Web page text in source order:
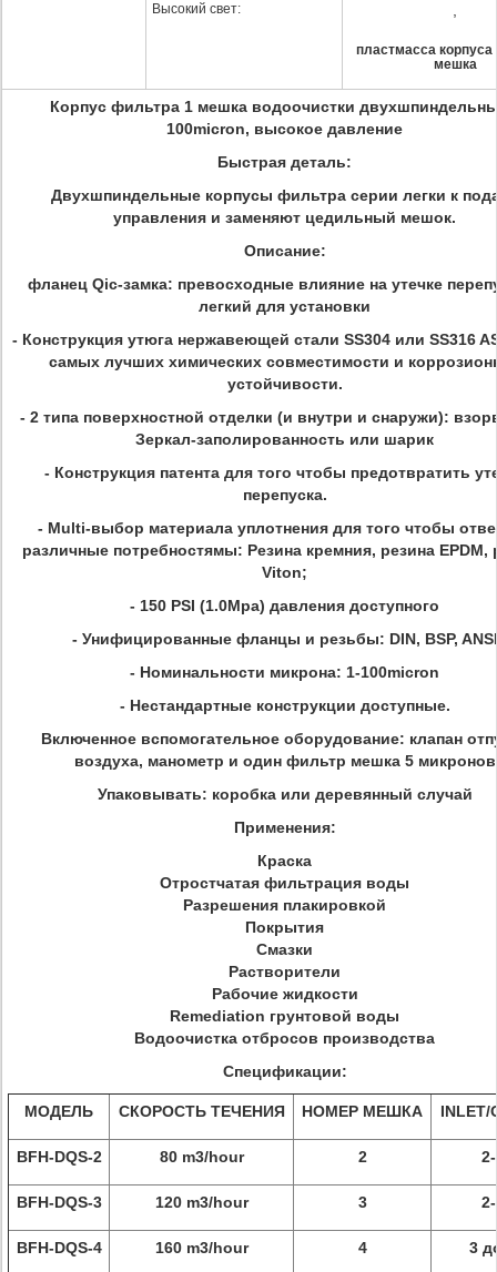
Высокий свет:
пластмасса
мешка
Корпус фильтра 1 мешка водоочистки
100micron, высокое давление
Быстрая деталь:
Двухшпиндельные корпусы фильтра серии легки к
управления и заменяют цедильный мешок.
Описание:
фланец Qic-замка: превосходные влияние на утечке
легкий для установки
- Конструкция утюга нержавеющей стали SS304 или SS316
самых лучших химических совместимости и
устойчивости.
- 2 типа поверхностной отделки (и внутри и снаружи):
Зеркал-заполированность или шарик
- Конструкция патента для того чтобы предотвратить
перепуска.
- Multi-выбор материала уплотнения для того чтобы
различные потребностямы: Резина кремния, резина EPDM,
Viton;
- 150 PSI (1.0Mpa) давления доступного
- Унифицированные фланцы и резьбы: DIN, BSP, ANSI
- Номинальности микрона: 1-100micron
- Нестандартные конструкции доступные.
Включенное вспомогательное оборудование: клапан
воздуха, манометр и один фильтр мешка 5 микронов
Упаковывать: коробка или деревянный случай
Применения:
Краска
Отростчатая фильтрация воды
Разрешения плакировкой
Покрытия
Смазки
Растворители
Рабочие жидкости
Remediation грунтовой воды
Водоочистка отбросов производства
Спецификации:
МОДЕЛЬ СКОРОСТЬ ТЕЧЕНИЯ НОМЕР МЕШКА INLET/
BFH-DQS-2 80 m3/hour 2
BFH-DQS-3 120 m3/hour 3
BFH-DQS-4 160 m3/hour 4 3